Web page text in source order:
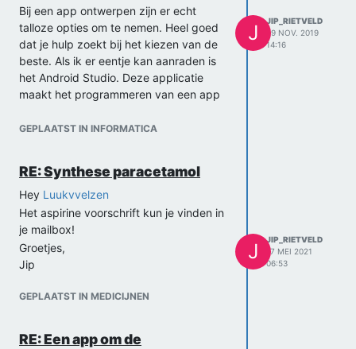
kant op en echt proberen de app te
realiseren.
Ik ben benieuwd!
Groetjes,
Jip
Bij een app ontwerpen zijn er echt
talloze opties om te nemen. Heel goed
dat je hulp zoekt bij het kiezen van de
beste. Als ik er eentje kan aanraden is
het Android Studio. Deze applicatie
maakt het programmeren van een app
testen van de app heel gemakkelijk.
online. Een tegendeel hieraan is wel dat
Android Studio heel erg met code werkt
en niet per se visuals. Daardoor kan het
af en toe moeilijk te begrijpen zijn.
Groetjes,
Jip
GEPLAATST IN INFORMATICA
J
JIP_RIETVELD
29 NOV. 2019
14:16
RE: Synthese paracetamol
Hey Luukvvelzen
Het aspirine voorschrift kun je vinden in
je mailbox!
Groetjes,
Jip
GEPLAATST IN MEDICIJNEN
J
JIP_RIETVELD
17 MEI 2021
06:53
RE: Een app om de